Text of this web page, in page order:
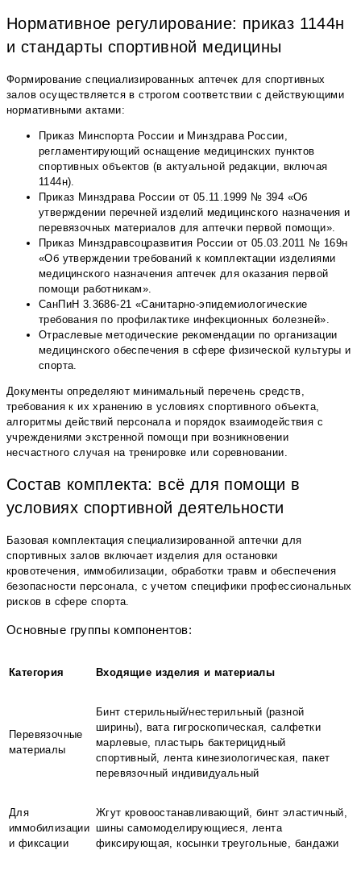
Нормативное регулирование: приказ 1144н
и стандарты спортивной медицины
Формирование специализированных аптечек для спортивных
залов осуществляется в строгом соответствии с действующими
нормативными актами:
Приказ Минспорта России и Минздрава России,
регламентирующий оснащение медицинских пунктов
спортивных объектов (в актуальной редакции, включая
1144н).
Приказ Минздрава России от 05.11.1999 № 394 «Об
утверждении перечней изделий медицинского назначения и
перевязочных материалов для аптечки первой помощи».
Приказ Минздравсоцразвития России от 05.03.2011 № 169н
«Об утверждении требований к комплектации изделиями
медицинского назначения аптечек для оказания первой
помощи работникам».
СанПиН 3.3686-21 «Санитарно-эпидемиологические
требования по профилактике инфекционных болезней».
Отраслевые методические рекомендации по организации
медицинского обеспечения в сфере физической культуры и
спорта.
Документы определяют минимальный перечень средств,
требования к их хранению в условиях спортивного объекта,
алгоритмы действий персонала и порядок взаимодействия с
учреждениями экстренной помощи при возникновении
несчастного случая на тренировке или соревновании.
Состав комплекта: всё для помощи в
условиях спортивной деятельности
Базовая комплектация специализированной аптечки для
спортивных залов включает изделия для остановки
кровотечения, иммобилизации, обработки травм и обеспечения
безопасности персонала, с учетом специфики профессиональных
рисков в сфере спорта.
Основные группы компонентов:
Категория Входящие изделия и материалы
Перевязочные
материалы
Бинт стерильный/нестерильный (разной
ширины), вата гигроскопическая, салфетки
марлевые, пластырь бактерицидный
спортивный, лента кинезиологическая, пакет
перевязочный индивидуальный
Для
иммобилизации
и фиксации
Жгут кровоостанавливающий, бинт эластичный,
шины самомоделирующиеся, лента
фиксирующая, косынки треугольные, бандажи